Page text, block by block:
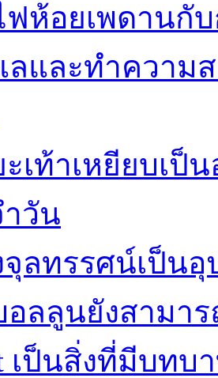
ฟห้อยเพดานกั
และทำความ
ะเท้าเหยียบเ
วัน
จุลทรรศน์เป็น
ลลูนยังสามาร
เป็นสิ่งที่มีบท